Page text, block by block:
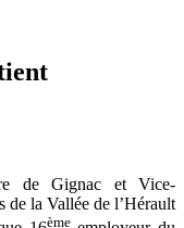
de Gignac et Vice-
de la Vallée de l’Hérault
ème